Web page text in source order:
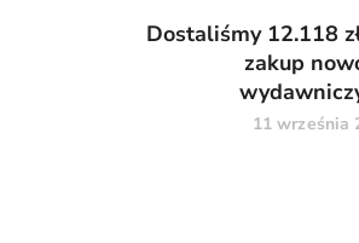
Dostaliśmy 12.118
zakup
11 września